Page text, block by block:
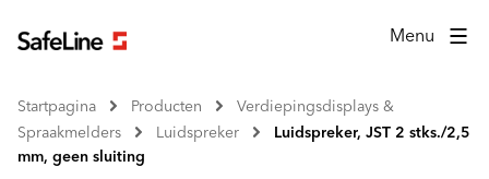
Menu
Startpagina Producten
Verdiepingsdisplays &
Spraakmelders
Luidspreker
Luidspreker, JST 2 stks./2,5
mm, geen sluiting